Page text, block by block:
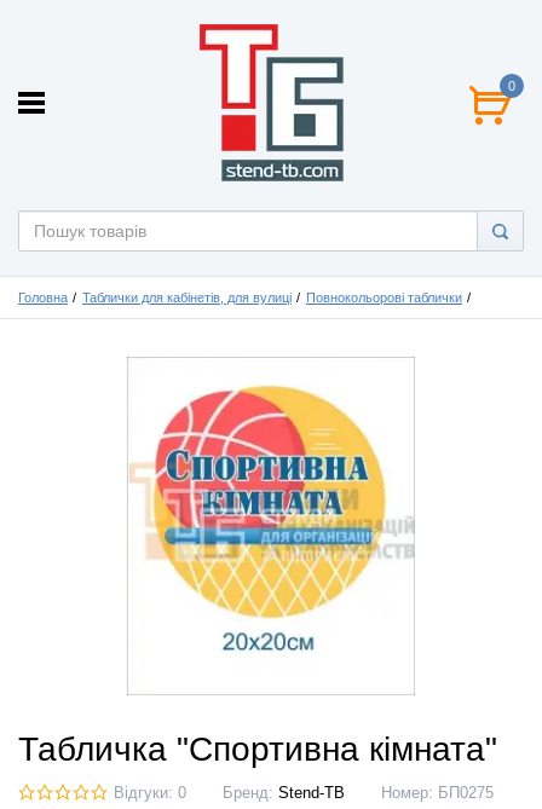
0
Головна Таблички для кабінетів, для вулиці Повнокольорові таблички
Табличка "Спортивна кімната"
Відгуки: 0 Бренд: Stend-TB Номер: БП0275